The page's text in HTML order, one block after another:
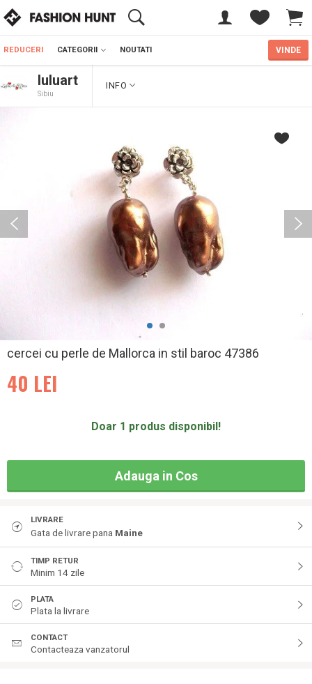
REDUCERI CATEGORII NOUTATI VINDE
luluart
Sibiu
INFO
cercei cu perle de Mallorca in stil baroc 47386
40 LEI
Doar 1 produs disponibil!
Adauga in Cos
LIVRARE
Gata de livrare pana Maine
TIMP RETUR
Minim 14 zile
PLATA
Plata la livrare
CONTACT
Contacteaza vanzatorul